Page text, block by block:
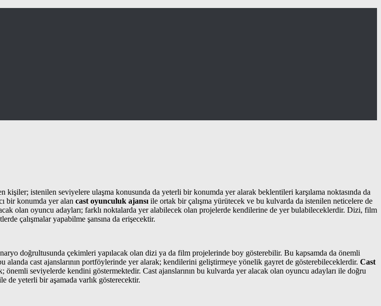
istenilen seviyelere ulaşma konusunda da yeterli bir konumda yer alarak beklentileri karşılama noktasında da
bir konumda yer alan cast oyunculuk ajansı ile ortak bir çalışma yürütecek ve bu kulvarda da istenilen neticelere de
olan oyuncu adayları; farklı noktalarda yer alabilecek olan projelerde kendilerine de yer bulabileceklerdir. Dizi, film
çalışmalar yapabilme şansına da erişecektir.
doğrultusunda çekimleri yapılacak olan dizi ya da film projelerinde boy gösterebilir. Bu kapsamda da önemli
cast ajanslarının portföylerinde yer alarak; kendilerini geliştirmeye yönelik gayret de gösterebileceklerdir. Cast
seviyelerde kendini göstermektedir. Cast ajanslarının bu kulvarda yer alacak olan oyuncu adayları ile doğru
de yeterli bir aşamada varlık gösterecektir.